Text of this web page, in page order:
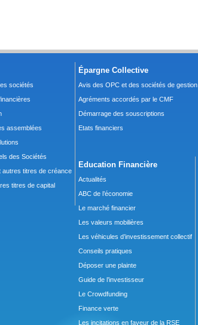
sociétés
assemblées
des Sociétés
autres titres de créance
titres de capital
Épargne Collective
Avis des OPC et des sociétés de gestion
Agréments accordés par le CMF
Démarrage des souscriptions
Etats financiers
Education Financière
Actualités
ABC de l’économie
Le marché financier
Les valeurs mobilières
Les véhicules d’investissement collectif
Conseils pratiques
Déposer une plainte
Guide de l’investisseur
Le Crowdfunding
Finance verte
Les incitations en faveur de la RSE